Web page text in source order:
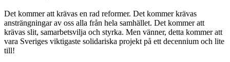
Det kommer att krävas en rad reformer. Det kommer krävas
ansträngningar av oss alla från hela samhället. Det kommer att
krävas slit, samarbetsvilja och styrka. Men vänner, detta kommer att
vara Sveriges viktigaste solidariska projekt på ett decennium och lite
till!